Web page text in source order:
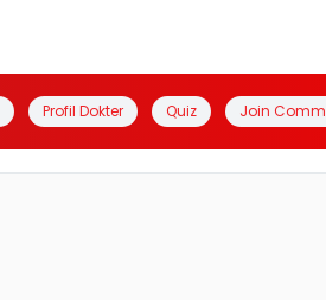
Profil Dokter Quiz Join